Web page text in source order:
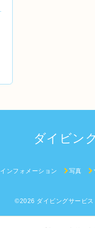
ダイビン
インフォメーション 写真
©2026 ダイビングサービ